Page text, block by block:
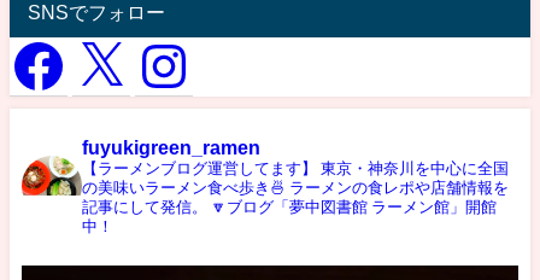
SNSでフォロー
fuyukigreen_ramen
【ラーメンブログ運営してます】
東京・神奈川を中心に全国
の美味いラーメン食べ歩き🍜 ラーメンの食レポや店舗情報を
記事にして発信。
🔽ブログ「夢中図書館 ラーメン館」開館
中！